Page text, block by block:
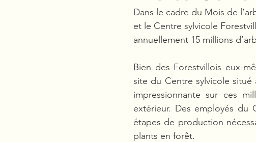
Dans le cadre du Mois de
et le Centre sylvicole
annuellement 15 millions
Bien des Forestvillois eux-
site du Centre sylvicole situé
impressionnante sur ces
extérieur. Des employés du
étapes de production
plants en forêt.